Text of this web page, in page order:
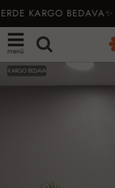
KARGO BEDAVA✨
menü
KARGO BEDAVA